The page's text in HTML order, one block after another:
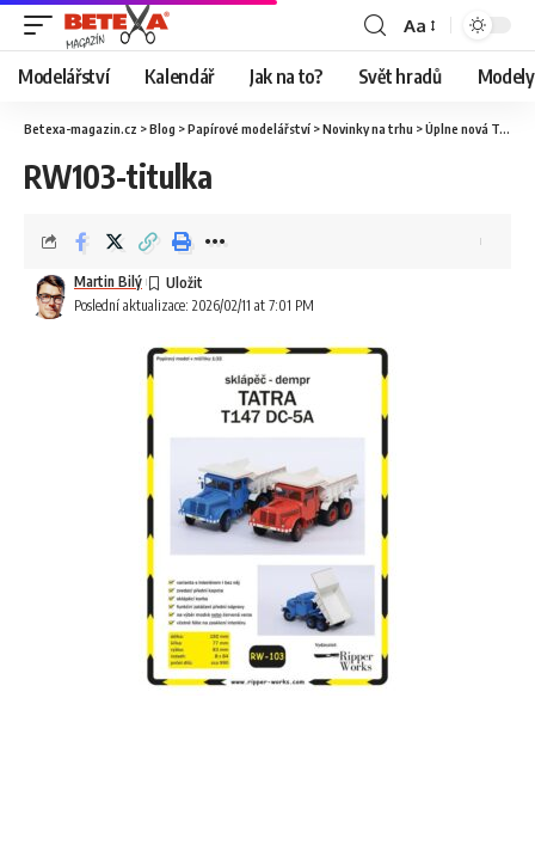
Aa
Modelářství Kalendář Jak na to? Svět hradů
Betexa-magazin.cz >Blog >Papírové modelářství >Novinky na trhu >Úplne nová Tatra 147 od Ripper Works
RW103-titulka
Poslední aktualizace: 2026/02/11 at 7:01 PM
Martin Bilý